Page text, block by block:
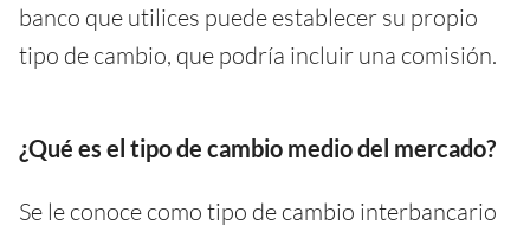
banco que utilices puede establecer su propio
tipo de cambio, que podría incluir una comisión.
¿Qué es el tipo de cambio medio del mercado?
Se le conoce como tipo de cambio interbancario